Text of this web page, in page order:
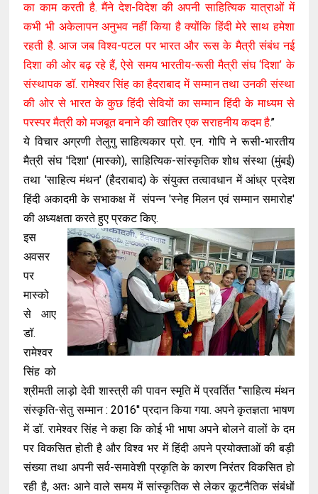
का काम करती है. मैंने देश-विदेश की अपनी साहित्यिक यात्राओं में
कभी भी अकेलापन अनुभव नहीं किया है क्योंकि हिंदी मेरे साथ हमेशा
रहती है. आज जब विश्व-पटल पर भारत और रूस के मैत्री संबंध नई
दिशा की ओर बढ़ रहे हैं, ऐसे समय भारतीय-रूसी मैत्री संघ ‘दिशा’ के
संस्थापक डॉ. रामेश्वर सिंह का हैदराबाद में सम्मान तथा उनकी संस्था
की ओर से भारत के कुछ हिंदी सेवियों का सम्मान हिंदी के माध्यम से
परस्पर मैत्री को मजबूत बनाने की खातिर एक सराहनीय कदम है.’’
ये विचार अग्रणी तेलुगु साहित्यकार प्रो. एन. गोपि ने रूसी-भारतीय
मैत्री संघ 'दिशा' (मास्को), साहित्यिक-सांस्कृतिक शोध संस्था (मुंबई)
तथा 'साहित्य मंथन' (हैदराबाद) के संयुक्त तत्वावधान में आंध्र प्रदेश
हिंदी अकादमी के सभाकक्ष में संपन्न 'स्नेह मिलन एवं सम्मान समारोह'
की अध्यक्षता करते हुए प्रकट किए.
इस
अवसर
पर
मास्को
से आए
डॉ.
रामेश्वर
सिंह को
श्रीमती लाड़ो देवी शास्त्री की पावन स्मृति में प्रवर्तित ''साहित्य मंथन
संस्कृति-सेतु सम्मान : 2016'' प्रदान किया गया. अपने कृतज्ञता भाषण
में डॉ. रामेश्वर सिंह ने कहा कि कोई भी भाषा अपने बोलने वालों के दम
पर विकसित होती है और विश्व भर में हिंदी अपने प्रयोक्ताओं की बड़ी
संख्या तथा अपनी सर्व-समावेशी प्रकृति के कारण निरंतर विकसित हो
रही है, अतः आने वाले समय में सांस्कृतिक से लेकर कूटनैतिक संबंधों